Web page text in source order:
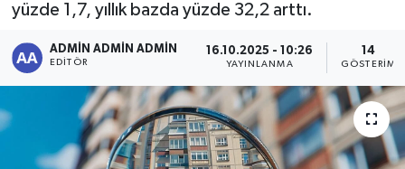
yüzde 1,7, yıllık bazda yüzde 32,2 arttı.
ADMİN ADMİN ADMİN
EDITÖR
16.10.2025 - 10:26
YAYINLANMA
14
GÖSTERIM
Genel
Gündem
Magazin
Sağlık
Haber Arşivi